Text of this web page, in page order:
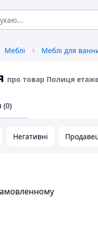
Меблі Меблі для
про товар Полиця
(0)
Негативні